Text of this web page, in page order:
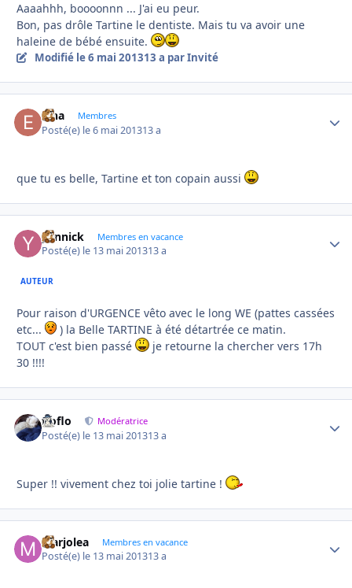
Aaaahhh, boooonnn ... J'ai eu peur.
Bon, pas drôle Tartine le dentiste. Mais tu va avoir une
haleine de bébé ensuite.
Modifié le 6 mai 201313 a par Invité
elha Membres
Posté(e) le 6 mai 201313 a
que tu es belle, Tartine et ton copain aussi
yannick Membres en vacance
Posté(e) le 13 mai 201313 a
AUTEUR
Pour raison d'URGENCE vêto avec le long WE (pattes cassées
etc...
) la Belle TARTINE à été détartrée ce matin.
TOUT c'est bien passé
je retourne la chercher vers 17h
30 !!!!
floflo Modératrice
Posté(e) le 13 mai 201313 a
Super !! vivement chez toi jolie tartine !
Marjolea Membres en vacance
Posté(e) le 13 mai 201313 a